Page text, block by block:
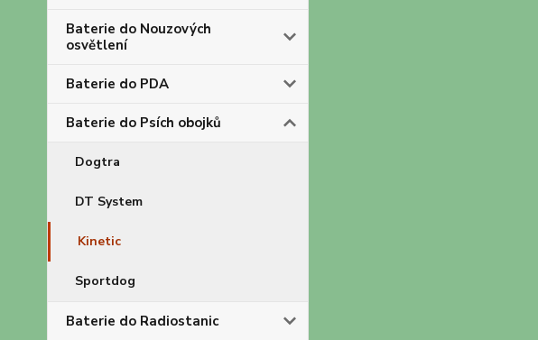
Baterie do Nouzových
osvětlení
Baterie do PDA
Baterie do Psích obojků
Dogtra
DT System
Kinetic
Sportdog
Baterie do Radiostanic